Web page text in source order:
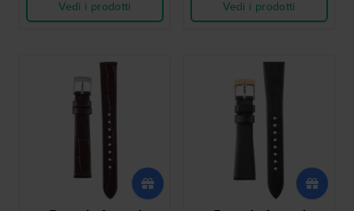
Vedi i prodotti Vedi i prodotti